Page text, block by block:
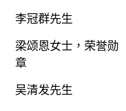
李冠群先生
梁颂恩女士，荣誉勋
章
吴清发先生